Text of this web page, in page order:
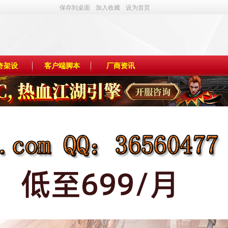
保存到桌面 加入收藏 设为首页
架设 客户端脚本 厂商资讯